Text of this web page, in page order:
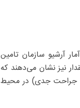
آرشیو سازمان تامین
نیز نشان‌ می‌دهند که
جراحت جدی) در محیط